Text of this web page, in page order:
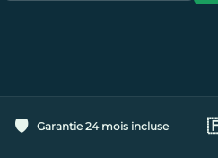
🛡️ Garantie 24 mois incluse